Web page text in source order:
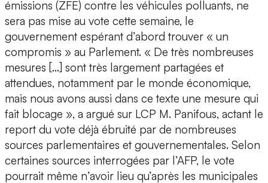
émissions (ZFE) contre les véhicules polluants, ne
sera pas mise au vote cette semaine, le
gouvernement espérant d’abord trouver « un
compromis » au Parlement. « De très nombreuses
mesures […] sont très largement partagées et
attendues, notamment par le monde économique,
mais nous avons aussi dans ce texte une mesure qui
fait blocage », a argué sur LCP M. Panifous, actant le
report du vote déjà ébruité par de nombreuses
sources parlementaires et gouvernementales. Selon
certaines sources interrogées par l’AFP, le vote
pourrait même n’avoir lieu qu’après les municipales